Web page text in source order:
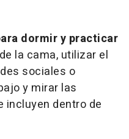
dormir y practicar
la cama, utilizar el
sociales o
y mirar las
incluyen dentro de